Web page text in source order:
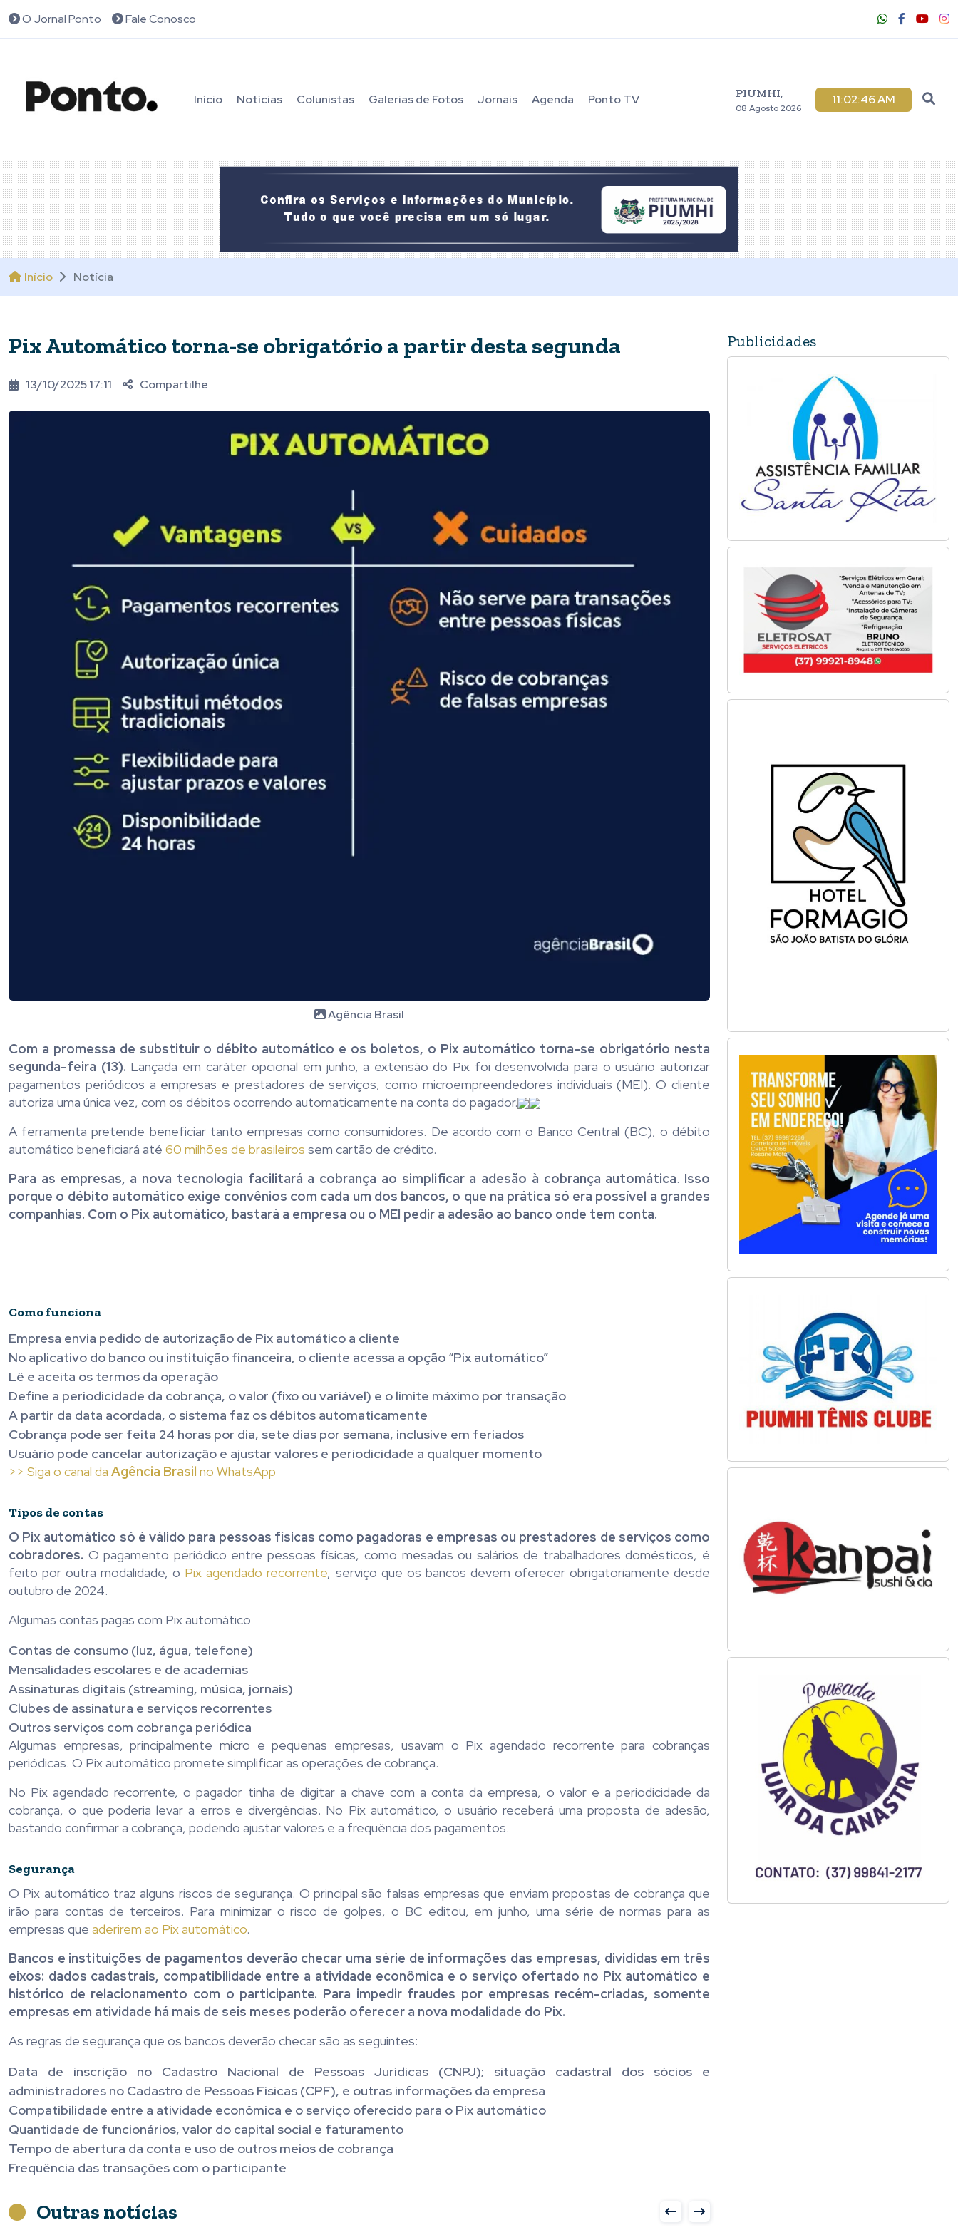
O Jornal Ponto Fale Conosco
Início Notícias Colunistas Galerias de Fotos Jornais Agenda Ponto TV PIUMHI,
08 Agosto 2026
11:02:47 AM
Início Notícia
Pix Automático torna-se obrigatório a partir desta segunda
13/10/2025 17:11 Compartilhe
Agência Brasil
Com a promessa de substituir o débito automático e os boletos, o Pix automático torna-se obrigatório nesta
segunda-feira (13). Lançada em caráter opcional em junho, a extensão do Pix foi desenvolvida para o usuário autorizar
pagamentos periódicos a empresas e prestadores de serviços, como microempreendedores individuais (MEI). O cliente
autoriza uma única vez, com os débitos ocorrendo automaticamente na conta do pagador.
A ferramenta pretende beneficiar tanto empresas como consumidores. De acordo com o Banco Central (BC), o débito
automático beneficiará até 60 milhões de brasileiros sem cartão de crédito.
Para as empresas, a nova tecnologia facilitará a cobrança ao simplificar a adesão à cobrança automática. Isso
porque o débito automático exige convênios com cada um dos bancos, o que na prática só era possível a grandes
companhias. Com o Pix automático, bastará a empresa ou o MEI pedir a adesão ao banco onde tem conta.
Como funciona
Empresa envia pedido de autorização de Pix automático a cliente
No aplicativo do banco ou instituição financeira, o cliente acessa a opção “Pix automático”
Lê e aceita os termos da operação
Define a periodicidade da cobrança, o valor (fixo ou variável) e o limite máximo por transação
A partir da data acordada, o sistema faz os débitos automaticamente
Cobrança pode ser feita 24 horas por dia, sete dias por semana, inclusive em feriados
Usuário pode cancelar autorização e ajustar valores e periodicidade a qualquer momento
>> Siga o canal da Agência Brasil no WhatsApp
Tipos de contas
O Pix automático só é válido para pessoas físicas como pagadoras e empresas ou prestadores de serviços como
cobradores. O pagamento periódico entre pessoas físicas, como mesadas ou salários de trabalhadores domésticos, é
feito por outra modalidade, o Pix agendado recorrente, serviço que os bancos devem oferecer obrigatoriamente desde
outubro de 2024.
Algumas contas pagas com Pix automático
Contas de consumo (luz, água, telefone)
Mensalidades escolares e de academias
Assinaturas digitais (streaming, música, jornais)
Clubes de assinatura e serviços recorrentes
Outros serviços com cobrança periódica
Algumas empresas, principalmente micro e pequenas empresas, usavam o Pix agendado recorrente para cobranças
periódicas. O Pix automático promete simplificar as operações de cobrança.
No Pix agendado recorrente, o pagador tinha de digitar a chave com a conta da empresa, o valor e a periodicidade da
cobrança, o que poderia levar a erros e divergências. No Pix automático, o usuário receberá uma proposta de adesão,
bastando confirmar a cobrança, podendo ajustar valores e a frequência dos pagamentos.
Segurança
O Pix automático traz alguns riscos de segurança. O principal são falsas empresas que enviam propostas de cobrança que
irão para contas de terceiros. Para minimizar o risco de golpes, o BC editou, em junho, uma série de normas para as
empresas que aderirem ao Pix automático.
Bancos e instituições de pagamentos deverão checar uma série de informações das empresas, divididas em três
eixos: dados cadastrais, compatibilidade entre a atividade econômica e o serviço ofertado no Pix automático e
histórico de relacionamento com o participante. Para impedir fraudes por empresas recém-criadas, somente
empresas em atividade há mais de seis meses poderão oferecer a nova modalidade do Pix.
As regras de segurança que os bancos deverão checar são as seguintes:
Data de inscrição no Cadastro Nacional de Pessoas Jurídicas (CNPJ); situação cadastral dos sócios e
administradores no Cadastro de Pessoas Físicas (CPF), e outras informações da empresa
Compatibilidade entre a atividade econômica e o serviço oferecido para o Pix automático
Quantidade de funcionários, valor do capital social e faturamento
Tempo de abertura da conta e uso de outros meios de cobrança
Frequência das transações com o participante
Outras notícias
Publicidades